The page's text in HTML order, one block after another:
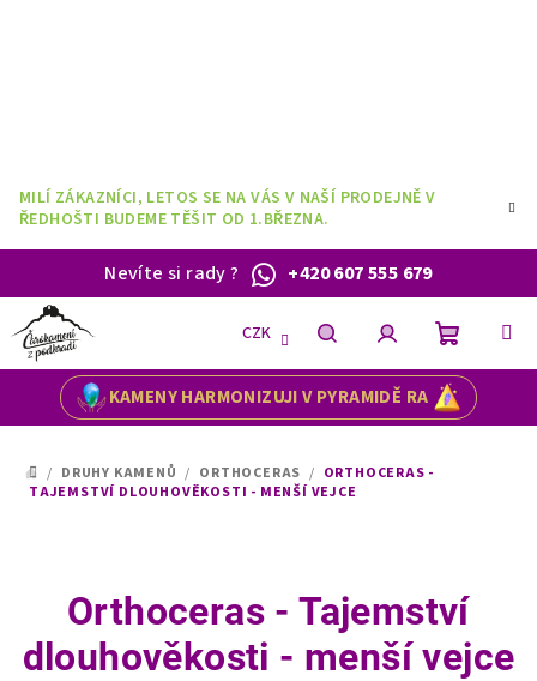
MILÍ ZÁKAZNÍCI, LETOS SE NA VÁS V NAŠÍ PRODEJNĚ V
ŘEDHOŠTI BUDEME TĚŠIT OD 1.BŘEZNA.
Nevíte si rady? +420 607 555 679
KAMENY HARMONIZUJI V PYRAMIDĚ RA
CZK
HledatPřihlášeníNákupní
DOMŮ
/ DRUHY KAMENŮ / ORTHOCERAS / ORTHOCERAS -
TAJEMSTVÍ DLOUHOVĚKOSTI - MENŠÍ VEJCE
Orthoceras - Tajemství
dlouhověkosti - menší vejce